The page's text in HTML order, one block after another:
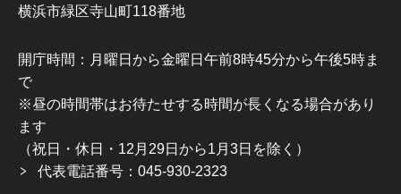
横浜市緑区寺山町118番地
開庁時間：月曜日から金曜日午前8時45分から午後5時ま
で
※昼の時間帯はお待たせする時間が長くなる場合があり
ます
（祝日・休日・12月29日から1月3日を除く）
代表電話番号：045-930-2323